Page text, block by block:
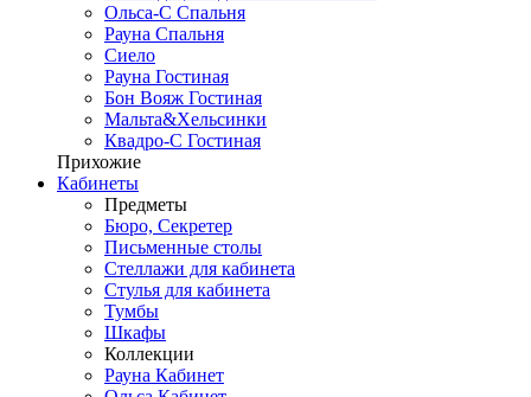
Ольса-С Спальня
Рауна Спальня
Сиело
Рауна Гостиная
Бон Вояж Гостиная
Мальта&Хельсинки
Квадро-С Гостиная
Прихожие
Кабинеты
Предметы
Бюро, Секретер
Письменные столы
Стеллажи для кабинета
Стулья для кабинета
Тумбы
Шкафы
Коллекции
Рауна Кабинет